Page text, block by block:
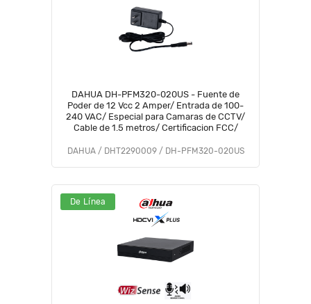
DAHUA DH-PFM320-020US - Fuente de
Poder de 12 Vcc 2 Amper/ Entrada de 100-
240 VAC/ Especial para Camaras de CCTV/
Cable de 1.5 metros/ Certificacion FCC/
DAHUA / DHT2290009 / DH-PFM320-020US
De Línea